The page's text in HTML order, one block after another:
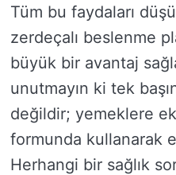
Tüm bu faydaları
zerdeçalı beslenme
büyük bir avantaj
unutmayın ki tek
değildir; yemeklere
formunda kullanarak
Herhangi bir sağlık